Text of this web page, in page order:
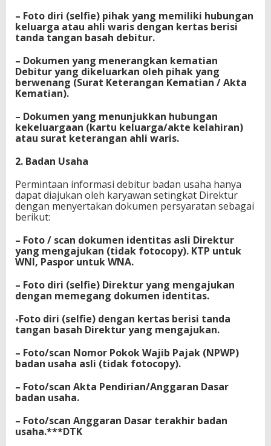
– Foto diri (selfie) pihak yang memiliki hubungan
keluarga atau ahli waris dengan kertas berisi
tanda tangan basah debitur.
– Dokumen yang menerangkan kematian
Debitur yang dikeluarkan oleh pihak yang
berwenang (Surat Keterangan Kematian / Akta
Kematian).
– Dokumen yang menunjukkan hubungan
kekeluargaan (kartu keluarga/akte kelahiran)
atau surat keterangan ahli waris.
2. Badan Usaha
Permintaan informasi debitur badan usaha hanya
dapat diajukan oleh karyawan setingkat Direktur
dengan menyertakan dokumen persyaratan sebagai
berikut:
– Foto / scan dokumen identitas asli Direktur
yang mengajukan (tidak fotocopy). KTP untuk
WNI, Paspor untuk WNA.
– Foto diri (selfie) Direktur yang mengajukan
dengan memegang dokumen identitas.
-Foto diri (selfie) dengan kertas berisi tanda
tangan basah Direktur yang mengajukan.
– Foto/scan Nomor Pokok Wajib Pajak (NPWP)
badan usaha asli (tidak fotocopy).
– Foto/scan Akta Pendirian/Anggaran Dasar
badan usaha.
– Foto/scan Anggaran Dasar terakhir badan
usaha.***DTK